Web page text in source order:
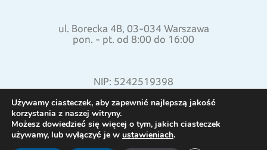
ul. Borecka 4B, 03-034 Warszawa
pon. - pt. od 8:00 do 16:00
NIP: 5242519398
REGON: 015871772
Używamy ciasteczek, aby zapewnić najlepszą jakość
korzystania z naszej witryny.
Możesz dowiedzieć się więcej o tym, jakich ciasteczek
używamy, lub wyłączyć je w ustawieniach.